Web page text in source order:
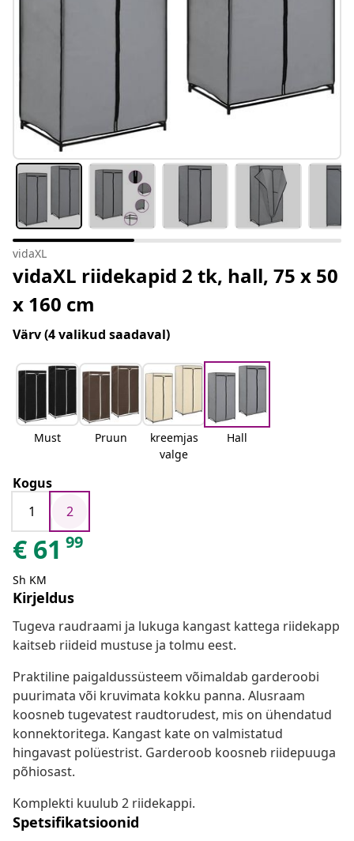
vidaXL
vidaXL riidekapid 2 tk, hall, 75 x 50
x 160 cm
Värv(4 valikud saadaval)
Must Pruun
kreemjas
valge
Hall
Kogus
1
2
€ 61 99
Sh KM
Kirjeldus
Tugeva raudraami ja lukuga kangast kattega riidekapp
kaitseb riideid mustuse ja tolmu eest.
Praktiline paigaldussüsteem võimaldab garderoobi
puurimata või kruvimata kokku panna. Alusraam
koosneb tugevatest raudtorudest, mis on ühendatud
konnektoritega. Kangast kate on valmistatud
hingavast polüestrist. Garderoob koosneb riidepuuga
põhiosast.
Komplekti kuulub 2 riidekappi.
Spetsifikatsioonid